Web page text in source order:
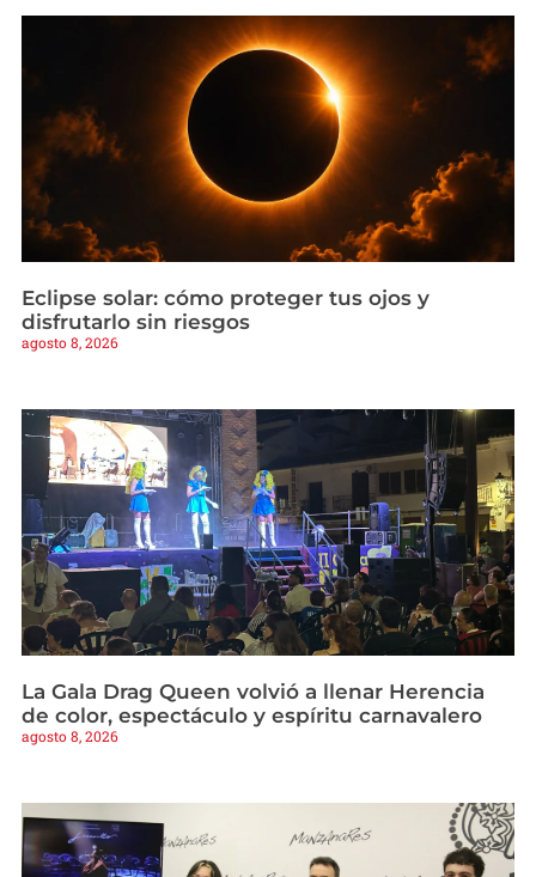
Eclipse solar: cómo proteger tus ojos y
disfrutarlo sin riesgos
agosto 8, 2026
La Gala Drag Queen volvió a llenar Herencia
de color, espectáculo y espíritu carnavalero
agosto 8, 2026